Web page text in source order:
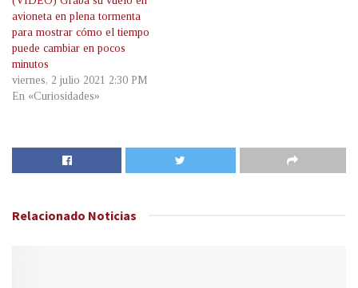
avioneta en plena tormenta
para mostrar cómo el tiempo
puede cambiar en pocos
minutos
viernes, 2 julio 2021 2:30 PM
En «Curiosidades»
Relacionado Noticias